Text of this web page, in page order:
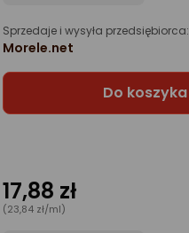
Sprzedaje i wysyła przedsiębiorca:
Morele.net
Do koszyka
17,88 zł
(23,84 zł/ml)